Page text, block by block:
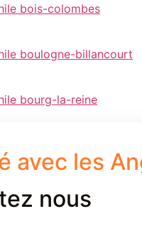
bois-colombes
boulogne-billancourt
bourg-la-reine
avec les
nous